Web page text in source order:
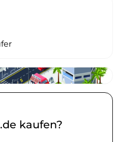
kaufen?